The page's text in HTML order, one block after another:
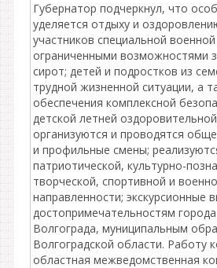
Губернатор подчеркнул, что
уделяется отдыху и
участников специальной
ограниченными возможностями
сирот; детей и подростков из
трудной жизненной ситуации, а
обеспечения комплексной
детской летней
организуются и проводятся
и профильные смены;
патриотической, культурно-
творческой, спортивной и
направленности; экскурсионные
достопримечательностям
Волгограда, муниципальным
Волгоградской области. Работу
областная межведомственная